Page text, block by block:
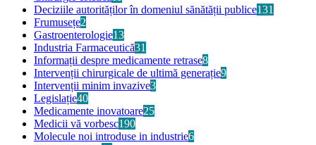
Deciziile autorităților în domeniul sănătății publice131
Frumusețe2
Gastroenterologie13
Industria Farmaceutică31
Informații despre medicamente retrase8
Intervenții chirurgicale de ultimă generație9
Intervenții minim invazive3
Legislație40
Medicamente inovatoare25
Medicii vă vorbesc190
Molecule noi introduse in industrie6